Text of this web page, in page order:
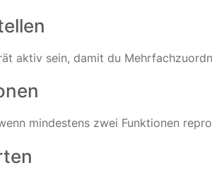
aktiv sein, damit du
mindestens zwei Funktionen